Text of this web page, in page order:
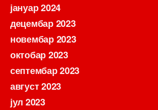
јануар 2024
децембар 2023
новембар 2023
октобар 2023
септембар 2023
август 2023
јул 2023